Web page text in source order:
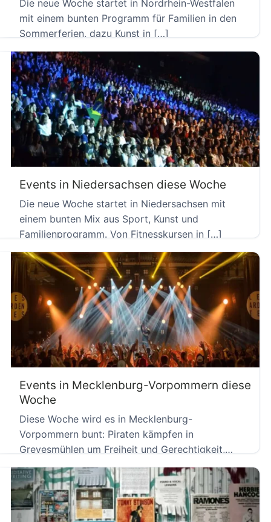
Die neue Woche startet in Nordrhein-Westfalen
mit einem bunten Programm für Familien in den
Sommerferien, dazu Kunst in […]
Events in Niedersachsen diese Woche
Die neue Woche startet in Niedersachsen mit
einem bunten Mix aus Sport, Kunst und
Familienprogramm. Von Fitnesskursen in […]
Events in Mecklenburg-Vorpommern diese
Woche
Diese Woche wird es in Mecklenburg-
Vorpommern bunt: Piraten kämpfen in
Grevesmühlen um Freiheit und Gerechtigkeit,
Peter Pan verzaubert […]